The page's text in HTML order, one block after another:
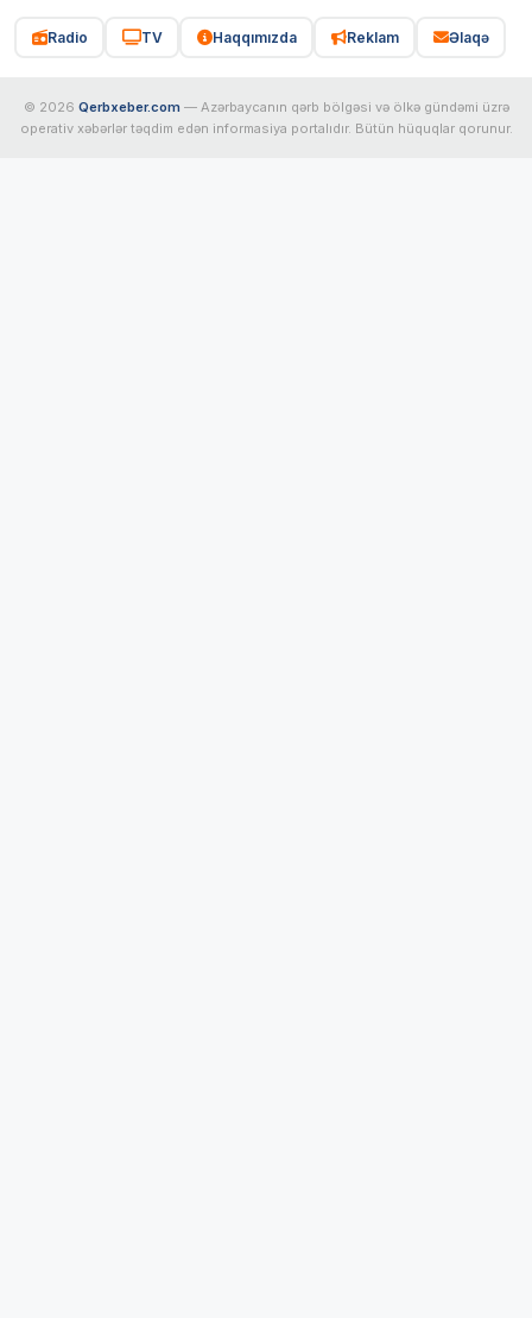
Radio TV Haqqımızda Reklam Əlaqə
© 2026 Qerbxeber.com — Azərbaycanın qərb bölgəsi və ölkə gündəmi üzrə
operativ xəbərlər təqdim edən informasiya portalıdır. Bütün hüquqlar qorunur.